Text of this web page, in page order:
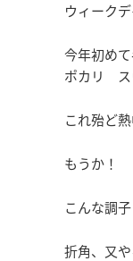
ウィーク
今年初め
ポカリ ス
これ殆ど
もうか！
こんな調
折角、又